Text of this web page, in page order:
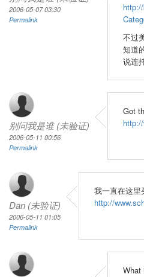
2006-05-07 03:30
Permalink
不过
知道
说连
别问我是谁 (未验证)
2006-05-11 00:56
Permalink
Got
Dan (未验证)
2006-05-11 01:05
Permalink
我一直在这里
http://
What